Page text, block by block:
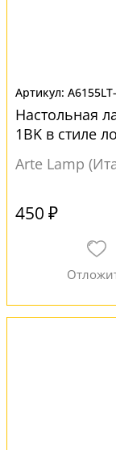
Настольная
1BK в стиле
Arte Lamp
450 ₽